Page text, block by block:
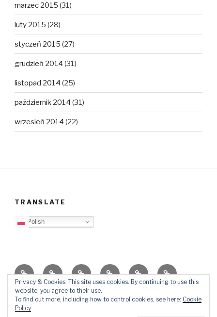
marzec 2015 (31)
luty 2015 (28)
styczeń 2015 (27)
grudzień 2014 (31)
listopad 2014 (25)
październik 2014 (31)
wrzesień 2014 (22)
TRANSLATE
Polish
O
blogu
Top
Lista
Ewangelizacja
Father
Daniel
Video
Blog
PB
KontaktŚlady
Privacy & Cookies: This site uses cookies. By continuing to use this
website, you agree to their use.
To find out more, including how to control cookies, see here: Cookie
Policy